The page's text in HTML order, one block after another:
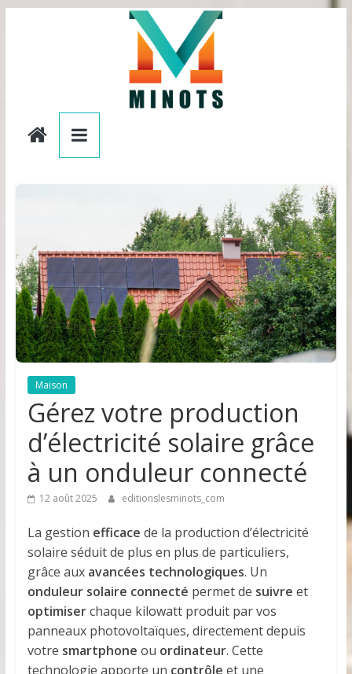
Maison
Gérez votre production
d’électricité solaire grâce
à un onduleur connecté
12 août 2025 editionslesminots_com
La gestion efficace de la production d’électricité
solaire séduit de plus en plus de particuliers,
grâce aux avancées technologiques. Un
onduleur solaire connecté permet de suivre et
optimiserchaque kilowatt produit par vos
panneaux photovoltaïques, directement depuis
votre smartphone ou ordinateur. Cette
technologie apporte un contrôle et une